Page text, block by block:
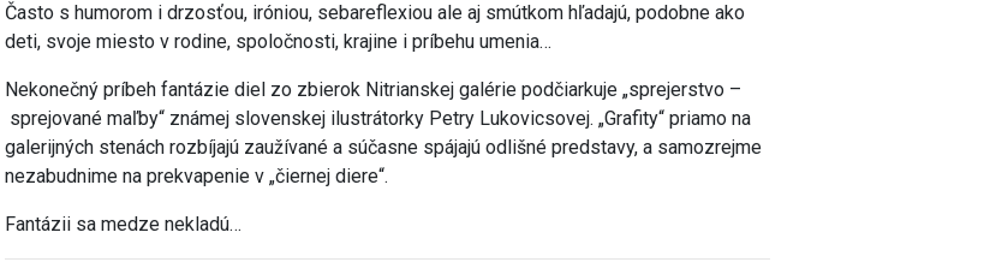
Často s humorom i drzosťou, iróniou, sebareflexiou ale aj smútkom hľadajú, podobne ako
deti, svoje miesto v rodine, spoločnosti, krajine i príbehu umenia…
Nekonečný príbeh fantázie diel zo zbierok Nitrianskej galérie podčiarkuje „sprejerstvo –
sprejované maľby“ známej slovenskej ilustrátorky Petry Lukovicsovej. „Grafity“ priamo na
galerijných stenách rozbíjajú zaužívané a súčasne spájajú odlišné predstavy, a samozrejme
nezabudnime na prekvapenie v „čiernej diere“.
Fantázii sa medze nekladú…